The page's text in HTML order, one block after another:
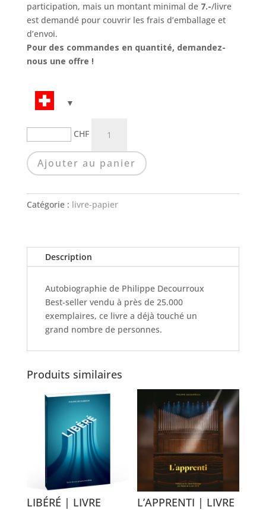
participation, mais un montant minimal de 7.-/livre
est demandé pour couvrir les frais d’emballage et
d’envoi.
Pour des commandes en quantité, demandez-
nous une offre !
CHF
CES
MOTS
J'AVAIS
PEUR
Ajouter au panier
Catégorie : livre-papier
Description
Autobiographie de Philippe Decourroux
Best-seller vendu à près de 25.000
exemplaires, ce livre a déjà touché un
grand nombre de personnes.
Produits similaires
LIBÉRÉ | LIVRE L’APPRENTI | LIVRE